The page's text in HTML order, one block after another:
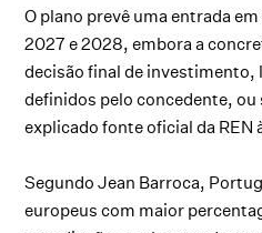
O plano prevê uma entrada
2027 e 2028, embora a
decisão final de
definidos pelo concedente,
explicado fonte oficial da REN
Segundo Jean Barroca,
europeus com maior